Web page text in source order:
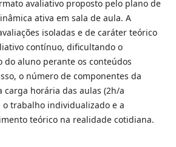
avaliativo proposto pelo plano de
ativa em sala de aula. A
isoladas e de caráter teórico
contínuo, dificultando o
do aluno perante os conteúdos
o número de componentes da
carga horária das aulas (2h/a
trabalho individualizado e a
teórico na realidade cotidiana.